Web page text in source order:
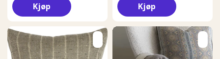
Kjøp Kjøp